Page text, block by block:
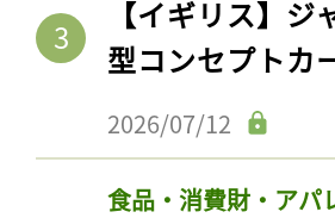
【イギリス】
型コンセプトカ
2026/07/12
食品・消費財・アパ